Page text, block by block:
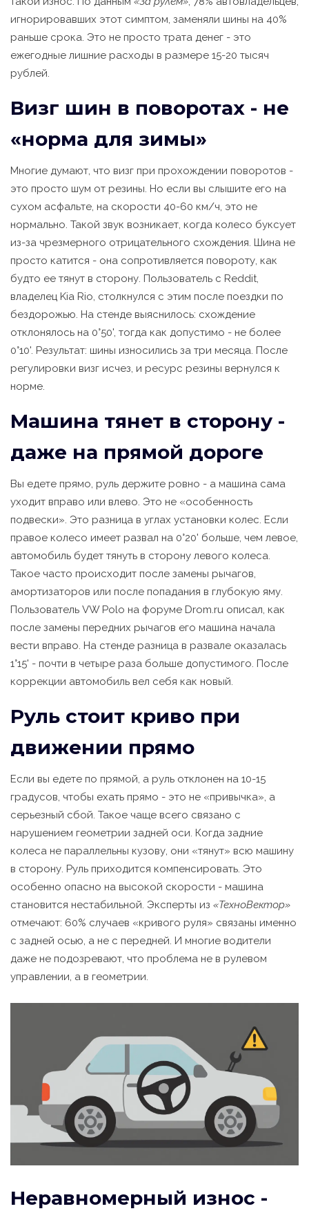
игнорировавших этот симптом, заменяли шины на 40%
раньше срока. Это не просто трата денег - это
ежегодные лишние расходы в размере 15-20 тысяч
рублей.
Визг шин в поворотах - не
«норма для зимы»
Многие думают, что визг при прохождении поворотов -
это просто шум от резины. Но если вы слышите его на
сухом асфальте, на скорости 40-60 км/ч, это не
нормально. Такой звук возникает, когда колесо буксует
из-за чрезмерного отрицательного схождения. Шина не
просто катится - она сопротивляется повороту, как
будто ее тянут в сторону. Пользователь с Reddit,
владелец Kia Rio, столкнулся с этим после поездки по
бездорожью. На стенде выяснилось: схождение
отклонялось на 0°50', тогда как допустимо - не более
0°10'. Результат: шины износились за три месяца. После
регулировки визг исчез, и ресурс резины вернулся к
норме.
Машина тянет в сторону -
даже на прямой дороге
Вы едете прямо, руль держите ровно - а машина сама
уходит вправо или влево. Это не «особенность
подвески». Это разница в углах установки колес. Если
правое колесо имеет развал на 0°20' больше, чем левое,
автомобиль будет тянуть в сторону левого колеса.
Такое часто происходит после замены рычагов,
амортизаторов или после попадания в глубокую яму.
Пользователь VW Polo на форуме Drom.ru описал, как
после замены передних рычагов его машина начала
вести вправо. На стенде разница в развале оказалась
1°15' - почти в четыре раза больше допустимого. После
коррекции автомобиль вел себя как новый.
Руль стоит криво при
движении прямо
Если вы едете по прямой, а руль отклонен на 10-15
градусов, чтобы ехать прямо - это не «привычка», а
серьезный сбой. Такое чаще всего связано с
нарушением геометрии задней оси. Когда задние
колеса не параллельны кузову, они «тянут» всю машину
в сторону. Руль приходится компенсировать. Это
особенно опасно на высокой скорости - машина
становится нестабильной. Эксперты из «ТехноВектор»
отмечают: 60% случаев «кривого руля» связаны именно
с задней осью, а не с передней. И многие водители
даже не подозревают, что проблема не в рулевом
управлении, а в геометрии.
Неравномерный износ -